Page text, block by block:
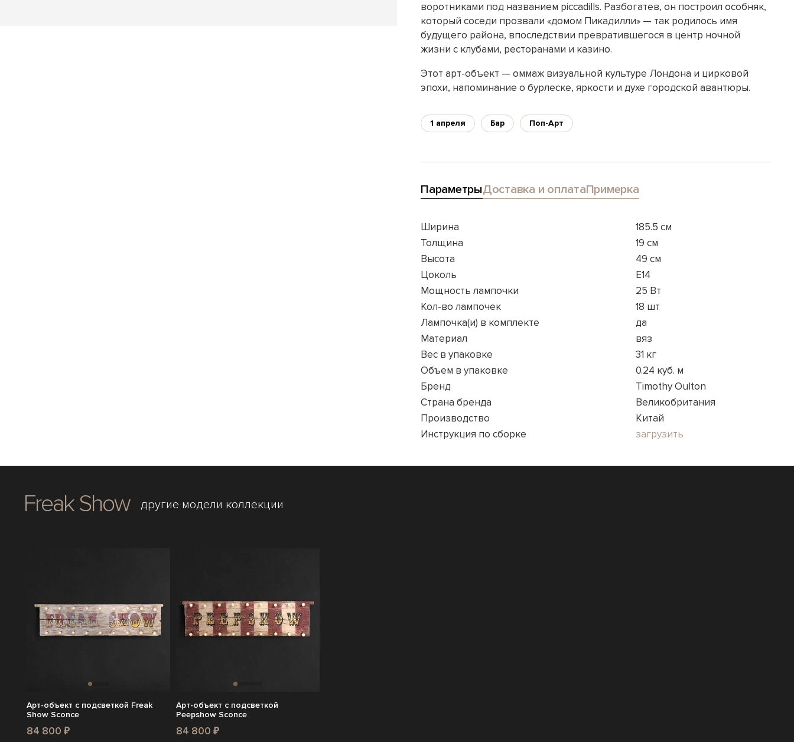
воротниками под названием piccadills. Разбогатев, он построил особняк,
который соседи прозвали «домом Пикадилли» — так родилось имя
будущего района, впоследствии превратившегося в центр ночной
жизни с клубами, ресторанами и казино.
Этот арт-объект — оммаж визуальной культуре Лондона и цирковой
эпохи, напоминание о бурлеске, яркости и духе городской авантюры.
1 апреля Бар Поп-Арт
ПараметрыДоставка и оплатаПримерка
Ширина
185.5 см
Толщина
19 см
Высота
49 см
Цоколь
E14
Мощность лампочки
25 Вт
Кол-во лампочек
18 шт
Лампочка(и) в комплекте
да
Материал
вяз
Вес в упаковке
31 кг
Объем в упаковке
0.24 куб. м
Бренд
Timothy Oulton
Страна бренда
Великобритания
Производство
Китай
Инструкция по сборке
загрузить
Freak Show другие модели коллекции
Арт-объект с подсветкой Freak
Show Sconce
84 800 ₽
Арт-объект с подсветкой
Peepshow Sconce
84 800 ₽